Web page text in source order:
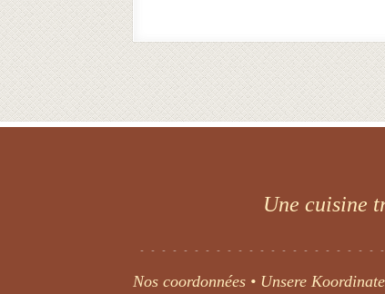
Une cuisine
Nos coordonnées • Unsere